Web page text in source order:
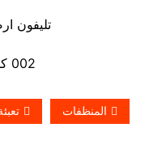
تليفون ارضي
002 كود مصر قبل الرقم
المنظفات